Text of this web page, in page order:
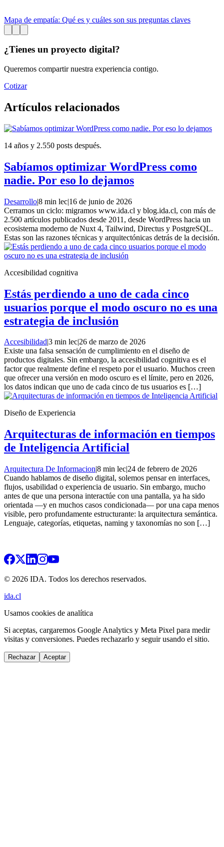
Mapa de empatía: Qué es y cuáles son sus preguntas claves
¿Tienes un proyecto digital?
Queremos compartir nuestra experiencia contigo.
Cotizar
Artículos relacionados
14 años y 2.550 posts después.
Sabíamos optimizar WordPress como
nadie. Por eso lo dejamos
Desarrollo|8 min lec|16 de junio de 2026
Cerramos un ciclo: migramos www.ida.cl y blog.ida.cl, con más de
2.500 artículos publicados desde 2011, desde WordPress hacia un
ecosistema moderno de Nuxt 4, Tailwind, Directus y PostgreSQL.
Estas son las razones técnicas y arquitectónicas detrás de la decisión.
Accesibilidad cognitiva
Estás perdiendo a uno de cada cinco
usuarios porque el modo oscuro no es una
estrategia de inclusión
Accesibilidad3 min lec26 de marzo de 2026
Existe una falsa sensación de cumplimiento en el diseño de
productos digitales. Sin embargo, la accesibilidad cognitiva es el
factor que realmente define el respeto por el usuario. Muchos creen
que ofrecer una versión en modo oscuro es el límite, pero en 2026,
los datos indican que uno de cada cinco de tus usuarios es […]
Diseño de Experiencia
Arquitecturas de información en tiempos
de Inteligencia Artificial
Arquitectura De Informacion|8 min lec|24 de febrero de 2026
Cuando hablamos de diseño digital, solemos pensar en interfaces,
flujos, usabilidad o experiencia de usuario. Sin embargo, mucho
antes de que una persona interactúe con una pantalla, ya ha sido
orientada —y en muchos casos condicionada— por una capa menos
visible, pero profundamente estructurante: la arquitectura semántica.
Lenguaje, categorías, etiquetas, naming y taxonomías no son […]
© 2026 IDA. Todos los derechos reservados.
ida.cl
Usamos cookies de analítica
Si aceptas, cargaremos Google Analytics y Meta Pixel para medir
visitas y conversiones. Puedes rechazarlo y seguir usando el sitio.
Rechazar Aceptar